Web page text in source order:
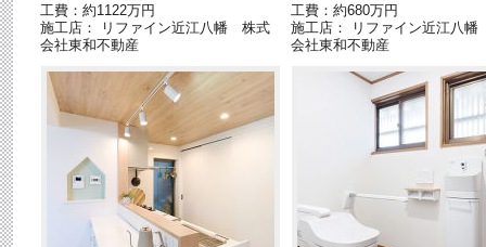
工費：約1122万円
施工店： リファイン近江八幡 株式
会社東和不動産
工費：約680万円
施工店： リファイン近江八
会社東和不動産